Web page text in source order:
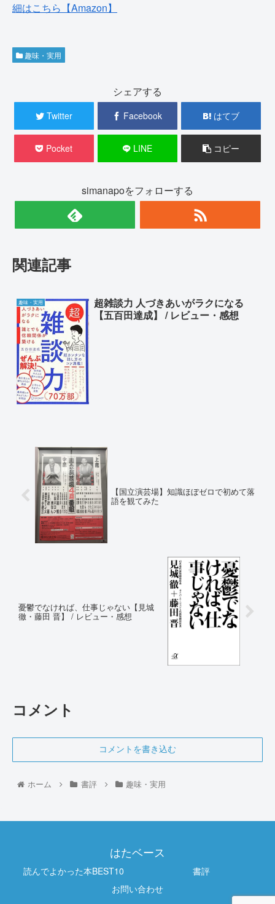
細はこちら【Amazon】
趣味・実用
シェアする
Twitter Facebook はてブ
Pocket LINE コピー
simanapoをフォローする
関連記事
趣味・実用
超雑談力 人づきあいがラクになる
【五百田達成】 / レビュー・感想
【国立演芸場】知識ほぼゼロで初めて落
語を観てみた
憂鬱でなければ、仕事じゃない【見城
徹・藤田 晋】 / レビュー・感想
コメント
コメントを書き込む
ホーム 書評 趣味・実用
はたベース
読んでよかった本BEST10
書評
お問い合わせ